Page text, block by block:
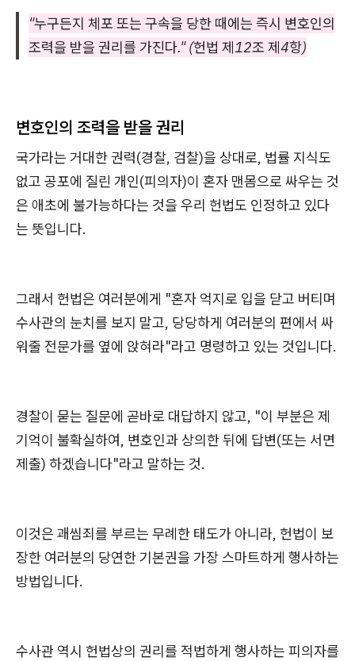
"누구든지 체포 또는 구속을 당한 때에는 즉시 변호인의
조력을 받을 권리를 가진다." (헌법 제12조 제4항)
변호인의 조력을 받을 권리
국가라는 거대한 권력(경찰, 검찰)을 상대로, 법률 지식도
없고 공포에 질린 개인(피의자)이 혼자 맨몸으로 싸우는 것
은 애초에 불가능하다는 것을 우리 헌법도 인정하고 있다
는 뜻입니다.
그래서 헌법은 여러분에게 "혼자 억지로 입을 닫고 버티며
수사관의 눈치를 보지 말고, 당당하게 여러분의 편에서 싸
워줄 전문가를 옆에 앉혀라"라고 명령하고 있는 것입니다.
경찰이 묻는 질문에 곧바로 대답하지 않고, "이 부분은 제
기억이 불확실하여, 변호인과 상의한 뒤에 답변(또는 서면
제출) 하겠습니다"라고 말하는 것.
이것은 괘씸죄를 부르는 무례한 태도가 아니라, 헌법이 보
장한 여러분의 당연한 기본권을 가장 스마트하게 행사하는
방법입니다.
수사관 역시 헌법상의 권리를 적법하게 행사하는 피의자를